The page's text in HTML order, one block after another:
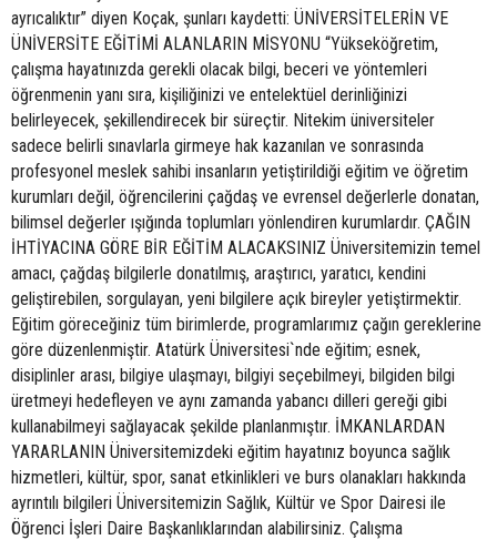
ayrıcalıktır” diyen Koçak, şunları kaydetti: ÜNİVERSİTELERİN VE
ÜNİVERSİTE EĞİTİMİ ALANLARIN MİSYONU “Yükseköğretim,
çalışma hayatınızda gerekli olacak bilgi, beceri ve yöntemleri
öğrenmenin yanı sıra, kişiliğinizi ve entelektüel derinliğinizi
belirleyecek, şekillendirecek bir süreçtir. Nitekim üniversiteler
sadece belirli sınavlarla girmeye hak kazanılan ve sonrasında
profesyonel meslek sahibi insanların yetiştirildiği eğitim ve öğretim
kurumları değil, öğrencilerini çağdaş ve evrensel değerlerle donatan,
bilimsel değerler ışığında toplumları yönlendiren kurumlardır. ÇAĞIN
İHTİYACINA GÖRE BİR EĞİTİM ALACAKSINIZ Üniversitemizin temel
amacı, çağdaş bilgilerle donatılmış, araştırıcı, yaratıcı, kendini
geliştirebilen, sorgulayan, yeni bilgilere açık bireyler yetiştirmektir.
Eğitim göreceğiniz tüm birimlerde, programlarımız çağın gereklerine
göre düzenlenmiştir. Atatürk Üniversitesi`nde eğitim; esnek,
disiplinler arası, bilgiye ulaşmayı, bilgiyi seçebilmeyi, bilgiden bilgi
üretmeyi hedefleyen ve aynı zamanda yabancı dilleri gereği gibi
kullanabilmeyi sağlayacak şekilde planlanmıştır. İMKANLARDAN
YARARLANIN Üniversitemizdeki eğitim hayatınız boyunca sağlık
hizmetleri, kültür, spor, sanat etkinlikleri ve burs olanakları hakkında
ayrıntılı bilgileri Üniversitemizin Sağlık, Kültür ve Spor Dairesi ile
Öğrenci İşleri Daire Başkanlıklarından alabilirsiniz. Çalışma